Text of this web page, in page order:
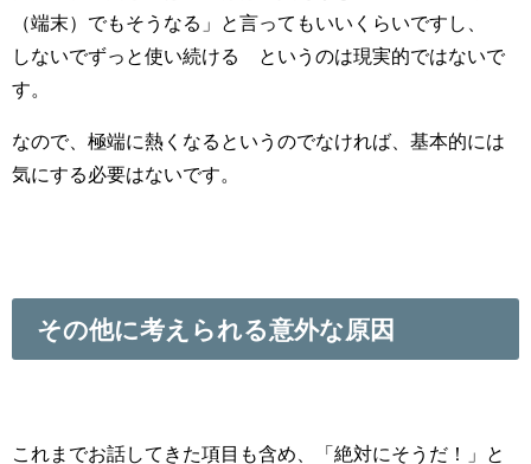
（端末）でもそうなる」と言ってもいいくらいですし、¨
しないでずっと使い続ける¨というのは現実的ではないで
す。
なので、極端に熱くなるというのでなければ、基本的には
気にする必要はないです。
その他に考えられる意外な原因
これまでお話してきた項目も含め、「絶対にそうだ！」と